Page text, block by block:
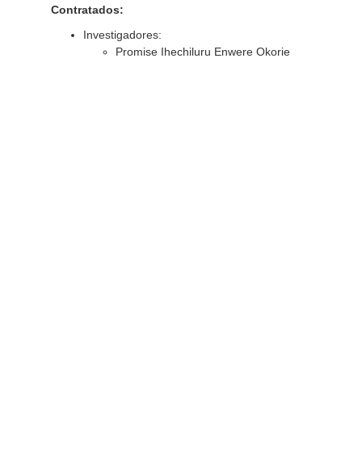
Contratados:
Investigadores:
Promise Ihechiluru Enwere Okorie